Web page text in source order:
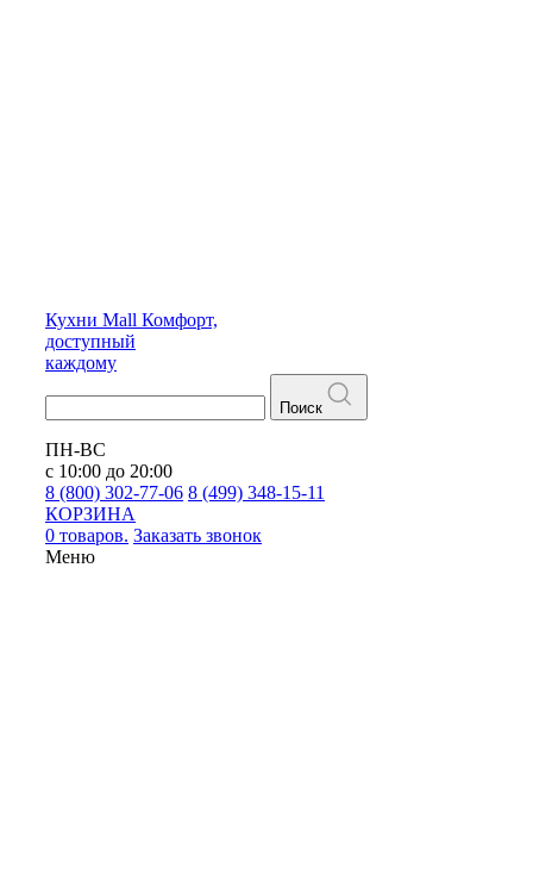
Кухни Mall Комфорт,
доступный
каждому
Поиск
ПН-ВС
с 10:00 до 20:00
8 (800) 302-77-06 8 (499) 348-15-11
КОРЗИНА
0 товаров. Заказать звонок
Меню